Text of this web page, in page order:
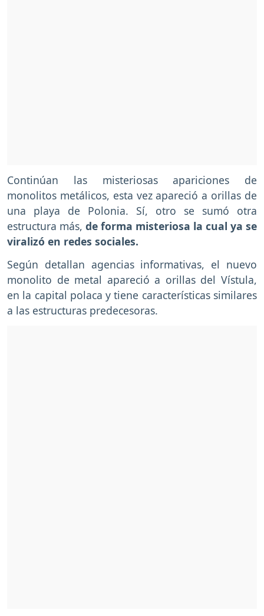
Continúan las misteriosas apariciones de
monolitos metálicos, esta vez apareció a orillas de
una playa de Polonia. Sí, otro se sumó otra
estructura más, de forma misteriosa la cual ya se
viralizó en redes sociales.
Según detallan agencias informativas, el nuevo
monolito de metal apareció a orillas del Vístula,
en la capital polaca y tiene características similares
a las estructuras predecesoras.